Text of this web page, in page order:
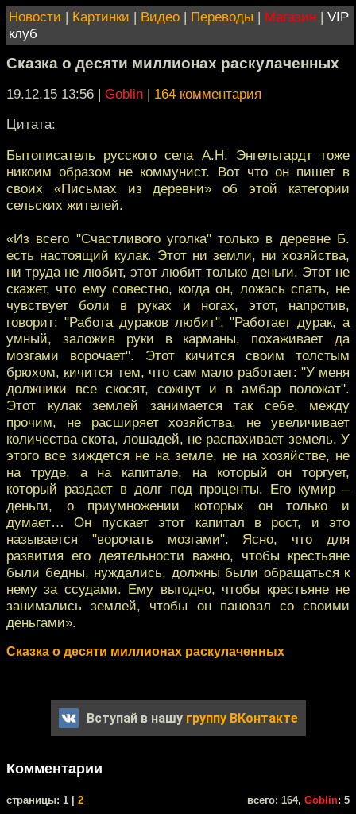
Новости | Картинки | Видео | Переводы | Магазин | VIP
клуб
Сказка о десяти миллионах раскулаченных
19.12.15 13:56 | Goblin | 164 комментария
Цитата:
Бытописатель русского села А.Н. Энгельгардт тоже
никоим образом не коммунист. Вот что он пишет в
своих «Письмах из деревни» об этой категории
сельских жителей.
«Из всего "Счастливого уголка" только в деревне Б.
есть настоящий кулак. Этот ни земли, ни хозяйства,
ни труда не любит, этот любит только деньги. Этот не
скажет, что ему совестно, когда он, ложась спать, не
чувствует боли в руках и ногах, этот, напротив,
говорит: "Работа дураков любит", "Работает дурак, а
умный, заложив руки в карманы, похаживает да
мозгами ворочает". Этот кичится своим толстым
брюхом, кичится тем, что сам мало работает: "У меня
должники все скосят, сожнут и в амбар положат".
Этот кулак землей занимается так себе, между
прочим, не расширяет хозяйства, не увеличивает
количества скота, лошадей, не распахивает земель. У
этого все зиждется не на земле, не на хозяйстве, не
на труде, а на капитале, на который он торгует,
который раздает в долг под проценты. Его кумир –
деньги, о приумножении которых он только и
думает… Он пускает этот капитал в рост, и это
называется "ворочать мозгами". Ясно, что для
развития его деятельности важно, чтобы крестьяне
были бедны, нуждались, должны были обращаться к
нему за ссудами. Ему выгодно, чтобы крестьяне не
занимались землей, чтобы он пановал со своими
деньгами».
Сказка о десяти миллионах раскулаченных
Вступай в нашу группу ВКонтакте
Комментарии
cтраницы: 1 | 2 всего: 164, Goblin: 5